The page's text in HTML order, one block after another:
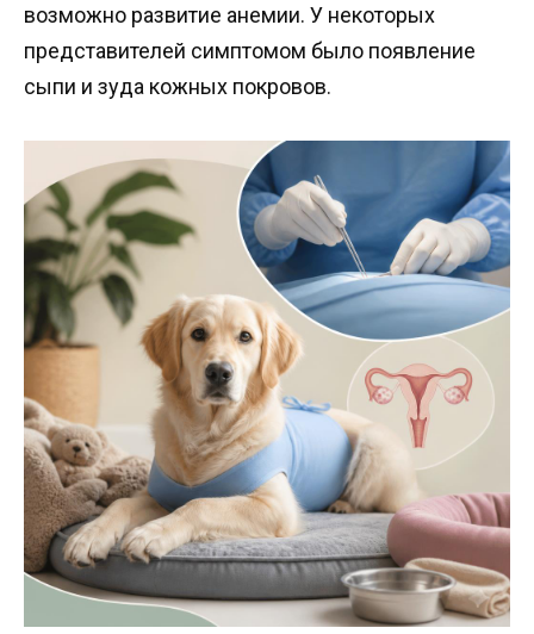
возможно развитие анемии. У некоторых
представителей симптомом было появление
сыпи и зуда кожных покровов.